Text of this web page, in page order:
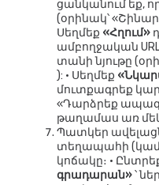
ցանկանում եք,
(օրինակ՝
Սեղմեք «Հղում»
ամբողջական
տանի նյութը
): • Սեղմեք
մուտքագրեք
«Դարձրեք
թաղամաս առ
Պատկեր
տեղապահի
կոճակը։ •
գրադարան»՝